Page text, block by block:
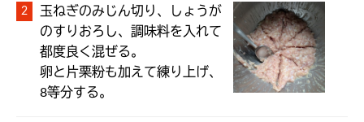
玉ねぎのみじん切り、しょうが
のすりおろし、調味料を入れて
都度良く混ぜる。
卵と片栗粉も加えて練り上げ、
8等分する。